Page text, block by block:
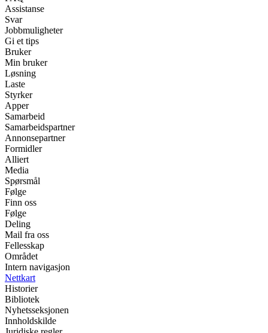
Assistanse
Svar
Jobbmuligheter
Gi et tips
Bruker
Min bruker
Løsning
Laste
Styrker
Apper
Samarbeid
Samarbeidspartner
Annonsepartner
Formidler
Alliert
Media
Spørsmål
Følge
Finn oss
Følge
Deling
Mail fra oss
Fellesskap
Området
Intern navigasjon
Nettkart
Historier
Bibliotek
Nyhetsseksjonen
Innholdskilde